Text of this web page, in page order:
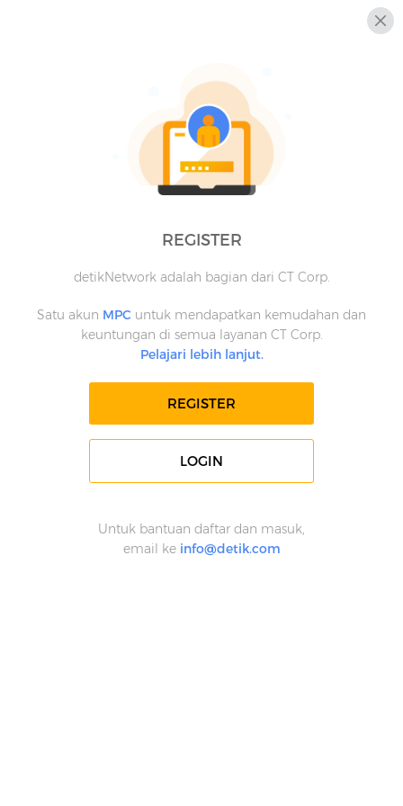
REGISTER
detikNetwork adalah bagian dari CT Corp.
Satu akun MPC untuk mendapatkan kemudahan dan
keuntungan di semua layanan CT Corp.
Pelajari lebih lanjut.
REGISTER
LOGIN
Untuk bantuan daftar dan masuk,
email ke info@detik.com